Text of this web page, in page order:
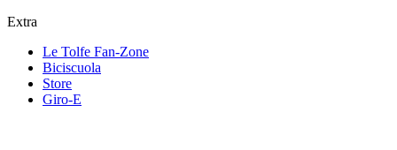
Extra
Le Tolfe Fan-Zone
Biciscuola
Store
Giro-E